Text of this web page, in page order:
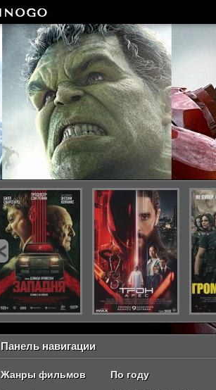
Панель навигации
Жанры фильмов По году